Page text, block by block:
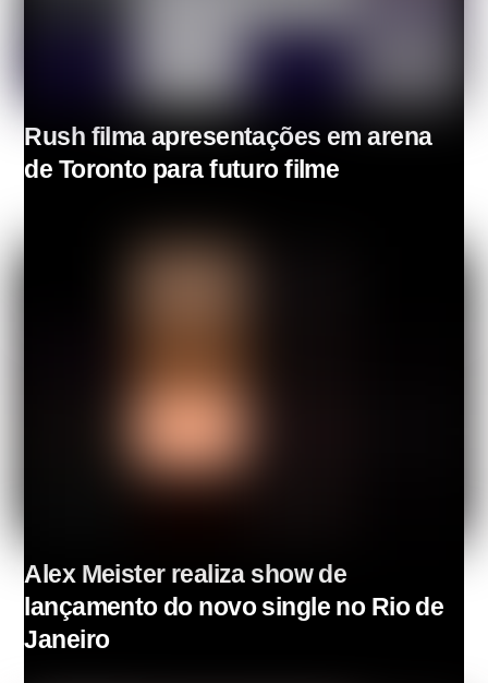
Rush filma apresentações em arena
de Toronto para futuro filme
Alex Meister realiza show de
lançamento do novo single no Rio de
Janeiro